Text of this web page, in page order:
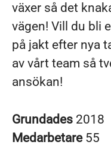
växer så det
vägen! Vill du bli
på jakt efter nya
av vårt team så
ansökan!
Grundades 2018
Medarbetare 55